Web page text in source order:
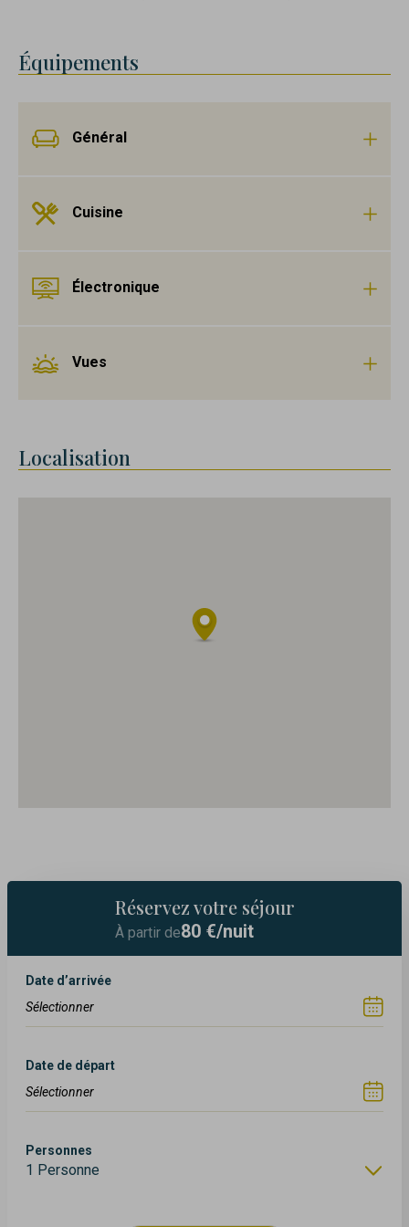
Équipements
Général
Cuisine
Électronique
Vues
Localisation
Réservez votre séjour
À partir de80 €/nuit
Date d’arrivée
Date de départ
Personnes
1 Personne